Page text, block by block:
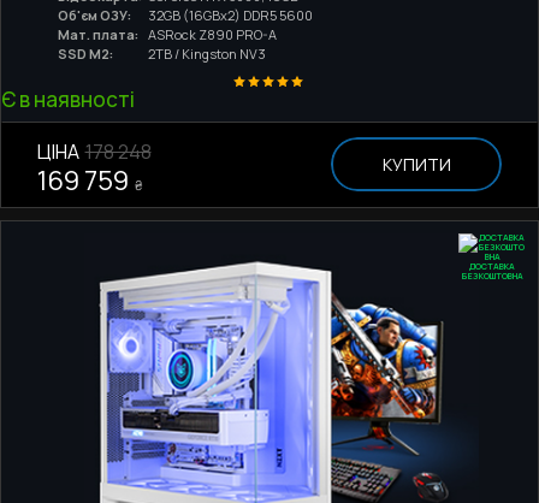
Об'єм ОЗУ:
32GB (16GBx2) DDR5 5600
Мат. плата:
ASRock Z890 PRO-A
SSD M2:
2TB / Kingston NV3
Є в наявності
ЦІНА 178 248
169 759 ₴
КУПИТИ
ДОСТАВКА
БЕЗКОШТОВНА